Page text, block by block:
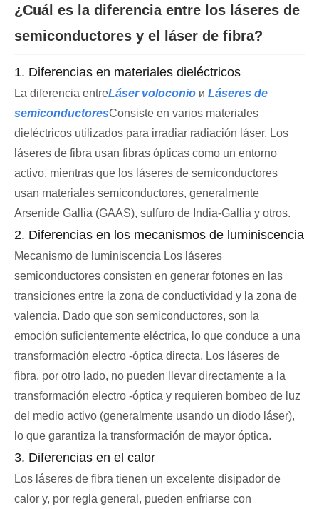
¿Cuál es la diferencia entre los láseres de
semiconductores y el láser de fibra?
1. Diferencias en materiales dieléctricos
La diferencia entreLáser voloconio и Láseres de
semiconductoresConsiste en varios materiales
dieléctricos utilizados para irradiar radiación láser. Los
láseres de fibra usan fibras ópticas como un entorno
activo, mientras que los láseres de semiconductores
usan materiales semiconductores, generalmente
Arsenide Gallia (GAAS), sulfuro de India-Gallia y otros.
2. Diferencias en los mecanismos de luminiscencia
Mecanismo de luminiscencia Los láseres
semiconductores consisten en generar fotones en las
transiciones entre la zona de conductividad y la zona de
valencia. Dado que son semiconductores, son la
emoción suficientemente eléctrica, lo que conduce a una
transformación electro -óptica directa. Los láseres de
fibra, por otro lado, no pueden llevar directamente a la
transformación electro -óptica y requieren bombeo de luz
del medio activo (generalmente usando un diodo láser),
lo que garantiza la transformación de mayor óptica.
3. Diferencias en el calor
Los láseres de fibra tienen un excelente disipador de
calor y, por regla general, pueden enfriarse con